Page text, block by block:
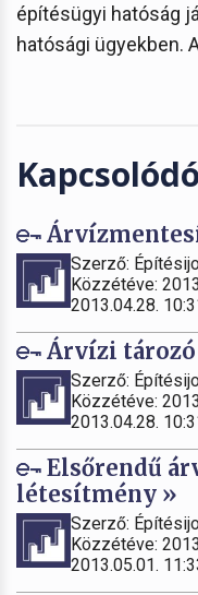
építésügyi hatóság
hatósági ügyekben.
Szerző:
Közzétéve:
2013.04.28.
Árvízi
Szerző:
Közzétéve:
2013.04.28.
Elsőrendű
létesítmény »
Szerző:
Közzétéve:
2013.05.01.